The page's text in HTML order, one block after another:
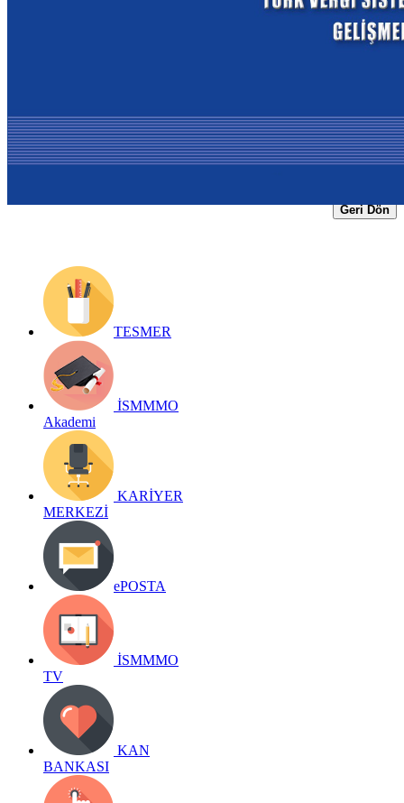
X. Muhasebe Uygulamaları ve Vergi
Yayın Tarihi: 12 Kasım 2018
Detay bilgiler:http://www.asmmmo.org.tr/haber-
Geri Dön
TESMER
İSMMMO
Akademi
KARİYER
MERKEZİ
ePOSTA
İSMMMO
TV
KAN
BANKASI